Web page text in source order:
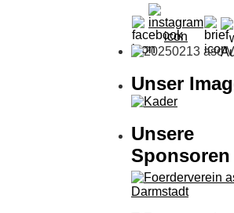
Unser
Unsere
Sponsoren